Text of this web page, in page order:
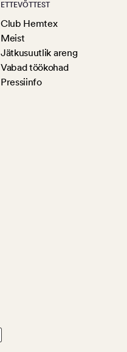
ETTEVÕTTEST
Club Hemtex
Meist
Jätkusuutlik areng
Vabad töökohad
Pressiinfo